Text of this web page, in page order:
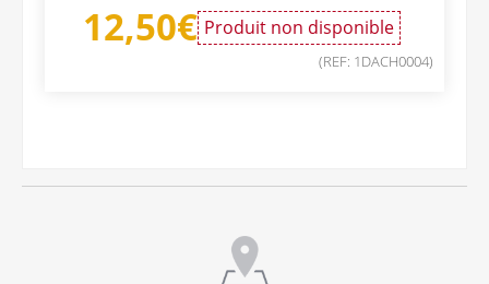
12,50€ Produit non disponible
(REF: 1DACH0004)